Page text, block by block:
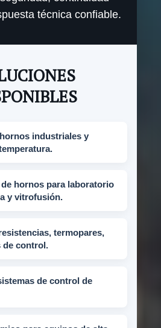
técnica confiable.
industriales y
hornos para laboratorio
y vitrofusión.
termopares,
de control.
de control de